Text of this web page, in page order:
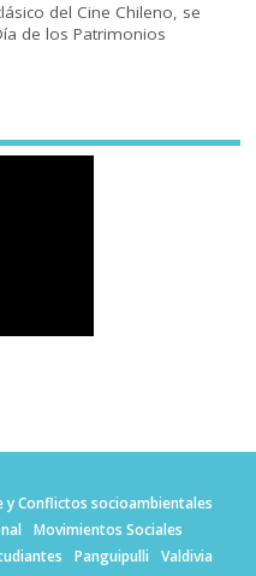
del Cine Chileno, se
de los Patrimonios
y Conflictos socioambientales
Movimientos Sociales
Panguipulli
Valdivia